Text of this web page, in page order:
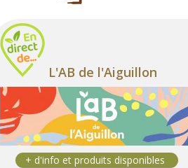
L'AB de l'Aiguillon